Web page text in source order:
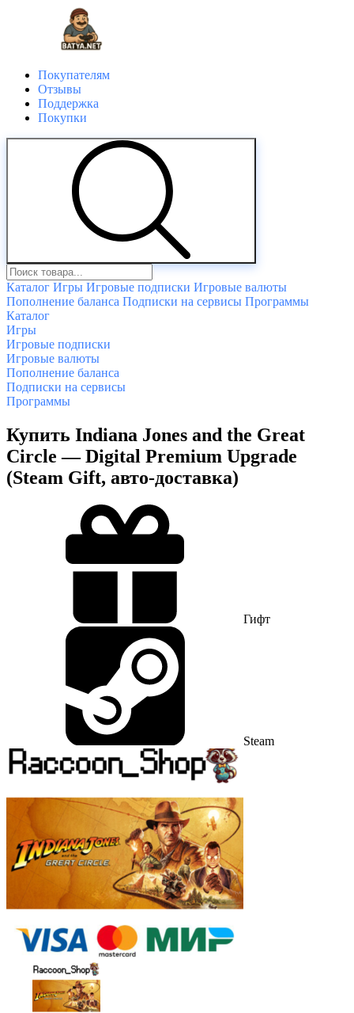
Покупателям
Отзывы
Поддержка
Покупки
Каталог Игры Игровые подписки Игровые валюты
Пополнение баланса Подписки на сервисы Программы
Каталог
Игры
Игровые подписки
Игровые валюты
Пополнение баланса
Подписки на сервисы
Программы
Купить Indiana Jones and the Great
Circle — Digital Premium Upgrade
(Steam Gift, авто-доставка)
Гифт
Steam